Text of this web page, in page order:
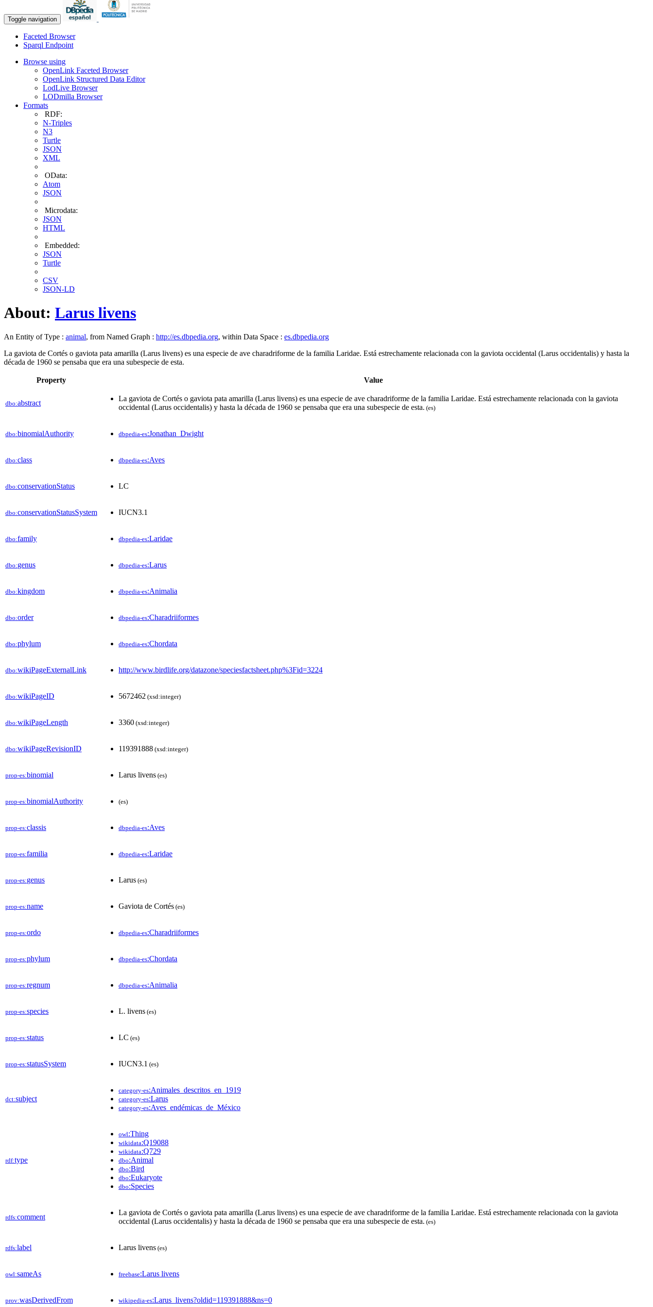
Toggle navigation
Faceted Browser
Sparql Endpoint
Browse using
OpenLink Faceted Browser
OpenLink Structured Data Editor
LodLive Browser
LODmilla Browser
Formats
RDF:
N-Triples
N3
Turtle
JSON
XML
OData:
Atom
JSON
Microdata:
JSON
HTML
Embedded:
JSON
Turtle
CSV
JSON-LD
About: Larus livens
An Entity of Type : animal, from Named Graph : http://es.dbpedia.org, within Data Space : es.dbpedia.org
La gaviota de Cortés o gaviota pata amarilla​ (Larus livens)​​ es una especie de ave charadriforme de la familia Laridae. Está estrechamente relacionada con la gaviota occidental (Larus occidentalis) y hasta la
década de 1960 se pensaba que era una subespecie de esta.
Property Value
dbo:abstract
La gaviota de Cortés o gaviota pata amarilla​ (Larus livens)​​ es una especie de ave charadriforme de la familia Laridae. Está estrechamente relacionada con la gaviota
occidental (Larus occidentalis) y hasta la década de 1960 se pensaba que era una subespecie de esta. (es)
dbo:binomialAuthority dbpedia-es:Jonathan_Dwight
dbo:class dbpedia-es:Aves
dbo:conservationStatus LC
dbo:conservationStatusSystem IUCN3.1
dbo:family dbpedia-es:Laridae
dbo:genus dbpedia-es:Larus
dbo:kingdom dbpedia-es:Animalia
dbo:order dbpedia-es:Charadriiformes
dbo:phylum dbpedia-es:Chordata
dbo:wikiPageExternalLink http://www.birdlife.org/datazone/speciesfactsheet.php%3Fid=3224
dbo:wikiPageID 5672462 (xsd:integer)
dbo:wikiPageLength 3360 (xsd:integer)
dbo:wikiPageRevisionID 119391888 (xsd:integer)
prop-es:binomial Larus livens (es)
prop-es:binomialAuthority (es)
prop-es:classis dbpedia-es:Aves
prop-es:familia dbpedia-es:Laridae
prop-es:genus Larus (es)
prop-es:name Gaviota de Cortés (es)
prop-es:ordo dbpedia-es:Charadriiformes
prop-es:phylum dbpedia-es:Chordata
prop-es:regnum dbpedia-es:Animalia
prop-es:species L. livens (es)
prop-es:status LC (es)
prop-es:statusSystem IUCN3.1 (es)
dct:subject
category-es:Animales_descritos_en_1919
category-es:Larus
category-es:Aves_endémicas_de_México
rdf:type
owl:Thing
wikidata:Q19088
wikidata:Q729
dbo:Animal
dbo:Bird
dbo:Eukaryote
dbo:Species
rdfs:comment
La gaviota de Cortés o gaviota pata amarilla​ (Larus livens)​​ es una especie de ave charadriforme de la familia Laridae. Está estrechamente relacionada con la gaviota
occidental (Larus occidentalis) y hasta la década de 1960 se pensaba que era una subespecie de esta. (es)
rdfs:label Larus livens (es)
owl:sameAs freebase:Larus livens
prov:wasDerivedFrom wikipedia-es:Larus_livens?oldid=119391888&ns=0